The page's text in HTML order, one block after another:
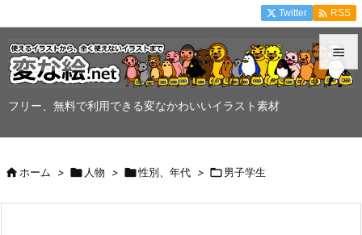
フリー、無料で利用できる変なかわいいイラスト素材


Twitter  RSS
ホーム >  人物 > 性別、年代 > 男子学生